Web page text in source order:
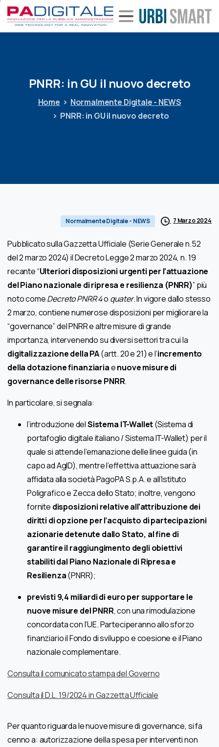
PNRR: in GU il nuovo decreto
Home
Normalmente Digitale - NEWS
PNRR: in GU il nuovo decreto
Normalmente Digitale - NEWS 7 Marzo 2024
Pubblicato sulla Gazzetta Ufficiale (Serie Generale n.52
del 2 marzo 2024) il Decreto Legge 2 marzo 2024, n. 19
recante “Ulteriori disposizioni urgenti per l’attuazione
del Piano nazionale di ripresa e resilienza (PNRR)” più
noto comeDecreto PNRR 4o quater. In vigore dallo stesso
2 marzo, contiene numerose disposizioni per migliorare la
“governance” del PNRR e altre misure di grande
importanza, intervenendo su diversi settori tra cui la
digitalizzazione della PA(artt. 20 e 21) e l’incremento
della dotazione finanziariaenuove misure di
governance delle risorse PNRR.
In particolare, si segnala:
l’introduzione delSistema IT-Wallet(Sistema di
portafoglio digitale italiano / Sistema IT-Wallet) per il
quale si attende l’emanazione delle linee guida (in
capo ad AgID), mentre l’effettiva attuazione sarà
affidata alla società PagoPA S.p.A. e all’Istituto
Poligrafico e Zecca dello Stato; inoltre, vengono
fornite disposizioni relative all’attribuzione dei
diritti di opzione per l’acquisto di partecipazioni
azionarie detenute dallo Stato, al fine di
garantire il raggiungimento degli obiettivi
stabiliti dal Piano Nazionale di Ripresa e
Resilienza(PNRR);
previsti 9,4 miliardi di euro per supportare le
nuove misure del PNRR, con una rimodulazione
concordata con l’UE. Parteciperanno allo sforzo
finanziario il Fondo di sviluppo e coesione e il Piano
nazionale complementare.
Consulta il comunicato stampa del Governo
Consulta il D.L. 19/2024 in Gazzetta Ufficiale
Per quanto riguarda le nuove misure di governance, si fa
cenno a: autorizzazione della spesa per interventi non